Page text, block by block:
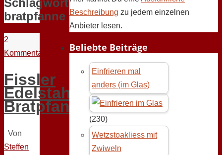
Schlagwort:
bratpfanne
2
Kommentare
Fissler
Edelstahl-
Bratpfanne
Von
Steffen
Beschreibung zu jedem einzelnen
Anbieter lesen.
Beliebte Beiträge
Einfrieren mal
anders (im Glas)
(230)
Wetzstoakliess mit
Zwiweln